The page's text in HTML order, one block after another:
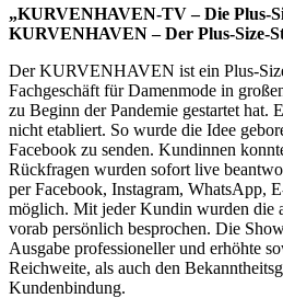
„KURVENHAVEN-TV – Die Plus-
KURVENHAVEN – Der Plus-Size-
Der KURVENHAVEN ist ein Plus-
Fachgeschäft für Damenmode in
zu Beginn der Pandemie gestartet hat.
nicht etabliert. So wurde die Idee
Facebook zu senden. Kundinnen
Rückfragen wurden sofort live
per Facebook, Instagram, WhatsApp,
möglich. Mit jeder Kundin wurden die
vorab persönlich besprochen. Die
Ausgabe professioneller und erhöhte
Reichweite, als auch den
Kundenbindung.